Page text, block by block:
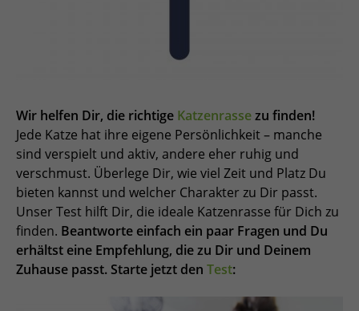
Wir helfen Dir, die richtige Katzenrassezu finden!
Jede Katze hat ihre eigene Persönlichkeit – manche
sind verspielt und aktiv, andere eher ruhig und
verschmust. Überlege Dir, wie viel Zeit und Platz Du
bieten kannst und welcher Charakter zu Dir passt.
Unser Test hilft Dir, die ideale Katzenrasse für Dich zu
finden. Beantworte einfach ein paar Fragen und Du
erhältst eine Empfehlung, die zu Dir und Deinem
Zuhause passt. Starte jetzt den Test: